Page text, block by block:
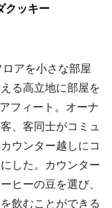
クッキー
アを小さな部屋
る高立地に部屋を
フィート。オーナ
、客同士がコミュ
ウンター越しにコ
した。カウンター
ヒーの豆を選び、
飲むことができる